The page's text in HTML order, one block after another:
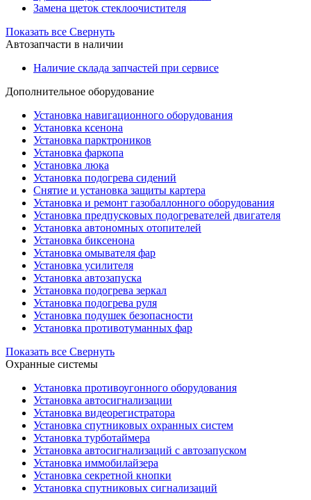
Замена щеток стеклоочистителя
Показать все Свернуть
Автозапчасти в наличии
Наличие склада запчастей при сервисе
Дополнительное оборудование
Установка навигационного оборудования
Установка ксенона
Установка парктроников
Установка фаркопа
Установка люка
Установка подогрева сидений
Снятие и установка защиты картера
Установка и ремонт газобаллонного оборудования
Установка предпусковых подогревателей двигателя
Установка автономных отопителей
Установка биксенона
Установка омывателя фар
Установка усилителя
Установка автозапуска
Установка подогрева зеркал
Установка подогрева руля
Установка подушек безопасности
Установка противотуманных фар
Показать все Свернуть
Охранные системы
Установка противоугонного оборудования
Установка автосигнализации
Установка видеорегистратора
Установка cпутниковых охранных систем
Установка турботаймера
Установка автосигнализаций с автозапуском
Установка иммобилайзера
Установка секретной кнопки
Установка спутниковых сигнализаций